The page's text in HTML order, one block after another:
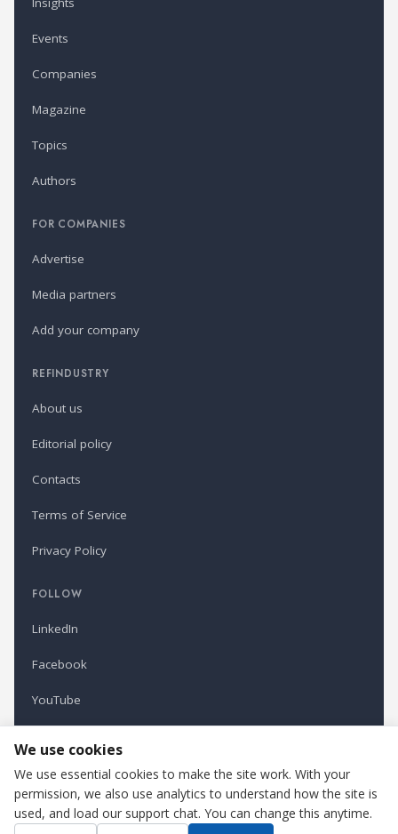
Events
Companies
Magazine
Topics
Authors
FOR COMPANIES
Advertise
Media partners
Add your company
REFINDUSTRY
About us
Editorial policy
Contacts
Terms of Service
Privacy Policy
FOLLOW
LinkedIn
Facebook
YouTube
Refindustry is published by Business Marketing OÜ, Estonia.
Cookie settings
We use cookies
We use essential cookies to make the site work. With your
permission, we also use analytics to understand how the site is
used, and load our support chat. You can change this anytime.